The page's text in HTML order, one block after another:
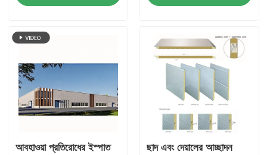
আবহাওয়া প্রতিরোধের ইস্পাত
ছাদ এবং দেয়ালের আচ্ছাদন